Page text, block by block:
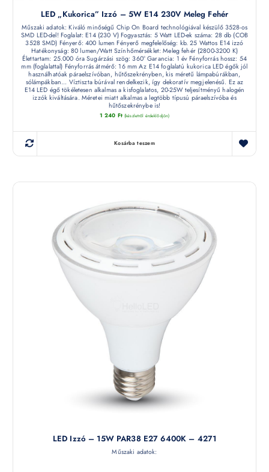
LED „kukorica” Izzó – 5W E14 230V Meleg Fehér
Műszaki adatok: Kiváló minőségű Chip On Board technológiával készülő 3528-os
SMD LED-del! Foglalat: E14 (230 V) Fogyasztás: 5 Watt LED-ek száma: 28 db (COB
3528 SMD) Fényerő: 400 lumen Fényerő megfelelőség: kb. 25 Wattos E14 izzó
Hatékonyság: 80 lumen/Watt Színhőmérséklet: Meleg fehér (2800-3200 K)
Élettartam: 25.000 óra Sugárzási szög: 360° Garancia: 1 év Fényforrás hossz: 54
mm (foglalattal) Fényforrás átmérő: 16 mm Az E14 foglalatú kukorica LED égők jól
használhatóak páraelszívóban, hűtőszekrényben, kis méretű lámpabúrákban,
sólámpákban... Víztiszta búrával rendelkezik, így dekoratív megjelenésű. Ez az
E14 LED égő tökéletesen alkalmas a kisfoglalatos, 20-25W teljesítményű halogén
izzók kiváltására. Méretei miatt alkalmas a legtöbb típusú páraelszívóba és
hűtőszekrénybe is!
1 240 Ft (készletről érdeklődjön)
Kosárba teszem
LED Izzó – 15W PAR38 E27 6400K – 4271
Műszaki adatok: